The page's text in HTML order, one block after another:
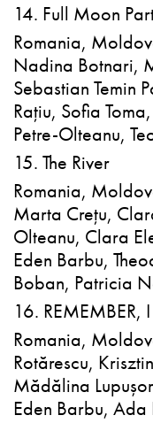
14. Full Moon
Romania,
Nadina Botnari,
Sebastian Temin
Rațiu, Sofia
Petre-Olteanu,
15. The River
Romania,
Marta Crețu,
Olteanu, Clara
Eden Barbu,
Boban, Patricia
16. REMEMBER,
Romania,
Rotărescu,
Mădălina
Eden Barbu, Ada